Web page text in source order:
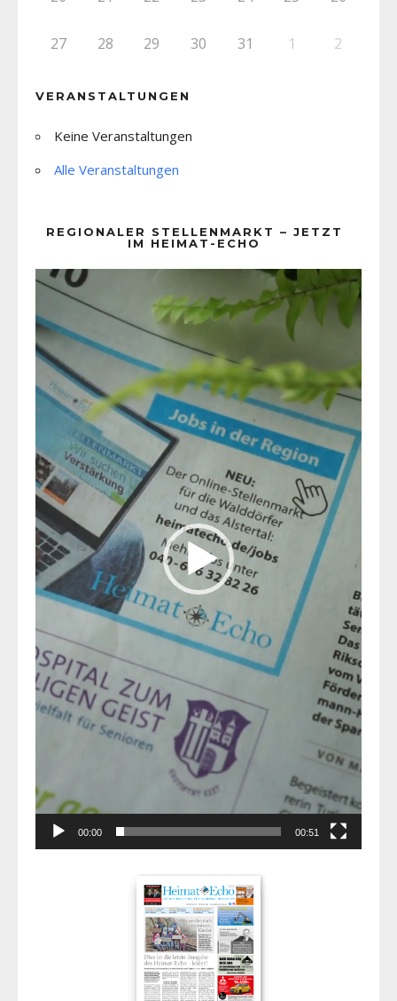
27 28 29 30 31 1 2
VERANSTALTUNGEN
Keine Veranstaltungen
Alle Veranstaltungen
REGIONALER STELLENMARKT – JETZT
IM HEIMAT-ECHO
Player
00:00 00:51